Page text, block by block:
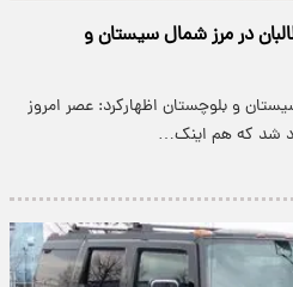
در مرز شمال سیستان و
و بلوچستان اظهارکرد: عصر امروز
شد که هم اینک…